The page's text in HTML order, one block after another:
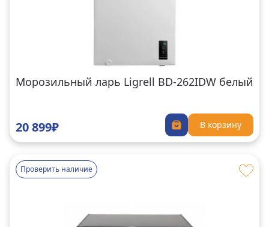
Морозильный ларь Ligrell BD-262IDW белый
20 899₽ В корзину
Проверить наличие